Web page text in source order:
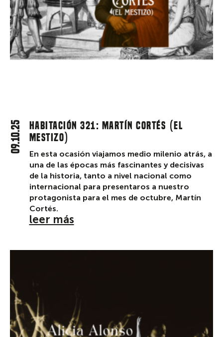
Habitación 321: Martín Cortés (el
mestizo)
09.10.25
En esta ocasión viajamos medio milenio atrás, a
una de las épocas más fascinantes y decisivas
de la historia, tanto a nivel nacional como
internacional para presentaros a nuestro
protagonista para el mes de octubre, Martín
Cortés.
leer más